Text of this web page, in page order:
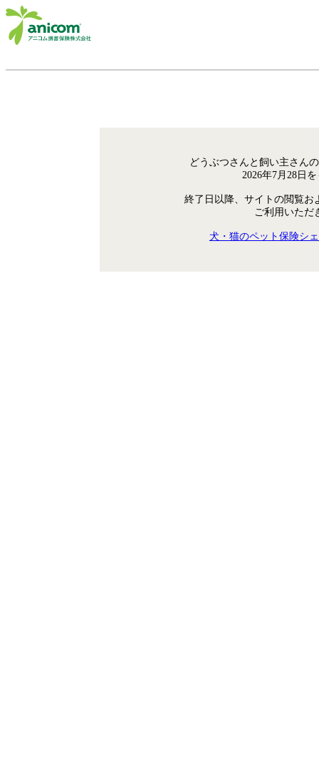
どうぶつさんと飼い主さん
2026年7月28日
終了日以降、サイトの閲覧お
ご利用いただ
犬・猫のペット保険シ